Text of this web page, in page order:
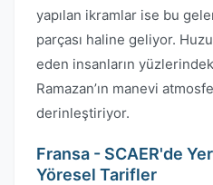
yapılan ikramlar ise bu
parçası haline geliyor.
eden insanların
Ramazan’ın manevi
derinleştiriyor.
Fransa - SCAER'de
Yöresel Tarifler